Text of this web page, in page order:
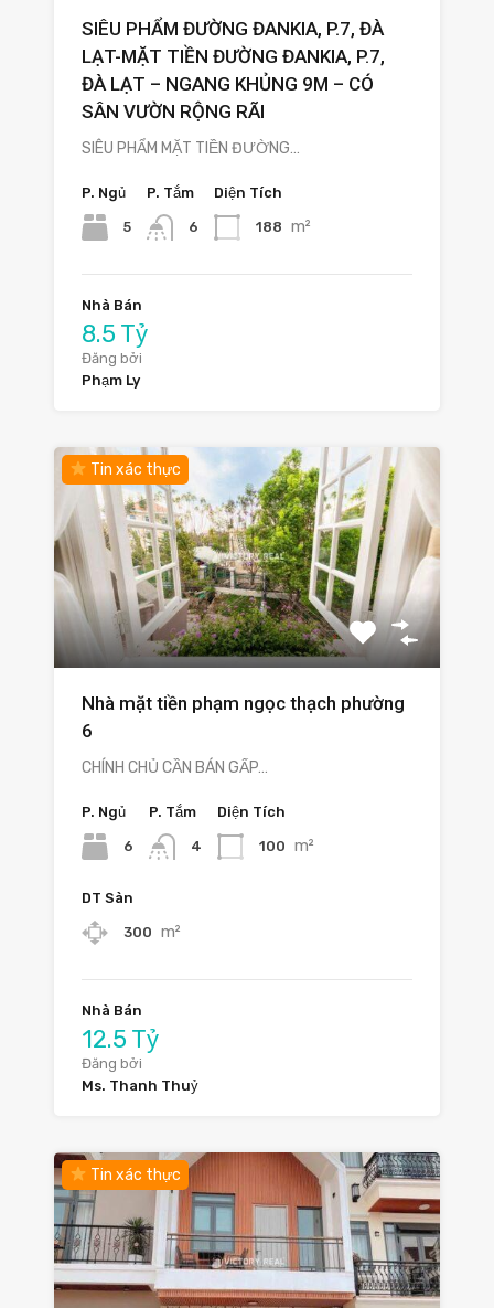
SIÊU PHẨM ĐƯỜNG ĐANKIA, P.7, ĐÀ
LẠT-MẶT TIỀN ĐƯỜNG ĐANKIA, P.7,
ĐÀ LẠT – NGANG KHỦNG 9M – CÓ
SÂN VƯỜN RỘNG RÃI
SIÊU PHẨM MẶT TIỀN ĐƯỜNG…
P. Ngủ
5
P. Tắm
6
Diện Tích
188 m²
Nhà Bán
8.5 Tỷ
Đăng bởi
Phạm Ly
Tin xác thực
Nhà mặt tiền phạm ngọc thạch phường
6
CHÍNH CHỦ CẦN BÁN GẤP…
P. Ngủ
6
P. Tắm
4
Diện Tích
100 m²
DT Sàn
300 m²
Nhà Bán
12.5 Tỷ
Đăng bởi
Ms. Thanh Thuỷ
Tin xác thực